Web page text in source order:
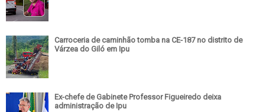
Carroceria de caminhão tomba na CE-187 no distrito de
Várzea do Giló em Ipu
Ex-chefe de Gabinete Professor Figueiredo deixa
administração de Ipu